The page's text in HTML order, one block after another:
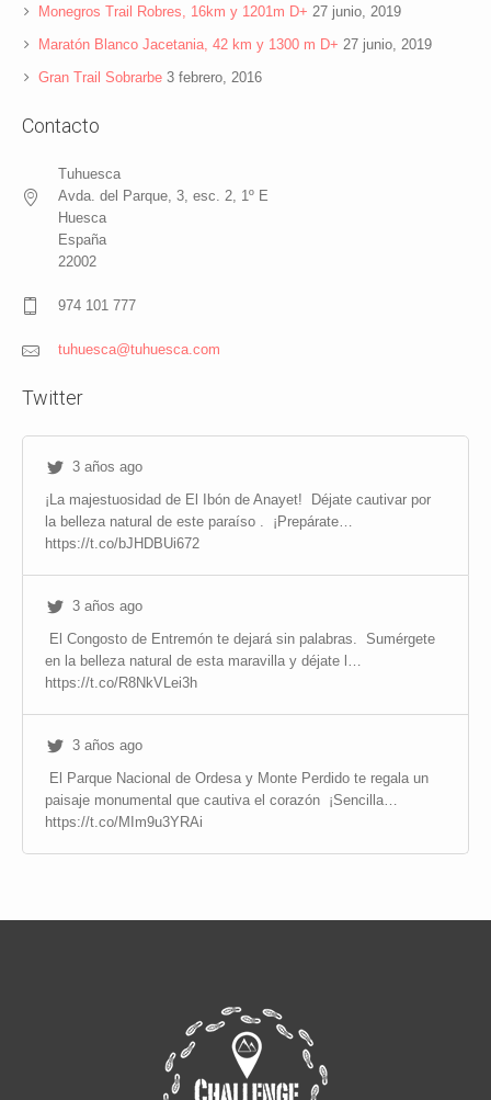
Monegros Trail Robres, 16km y 1201m D+ 27 junio, 2019
Maratón Blanco Jacetania, 42 km y 1300 m D+ 27 junio, 2019
Gran Trail Sobrarbe 3 febrero, 2016
Contacto
Tuhuesca
Avda. del Parque, 3, esc. 2, 1º E
Huesca
España
22002
974 101 777
tuhuesca@tuhuesca.com
Twitter
3 años ago
¡La majestuosidad de El Ibón de Anayet!
Déjate cautivar por
la belleza natural de este paraíso .
¡Prepárate…
https://t.co/bJHDBUi672
3 años ago
El Congosto de Entremón te dejará sin palabras. Sumérgete
en la belleza natural de esta maravilla y déjate l…
https://t.co/R8NkVLei3h
3 años ago
El Parque Nacional de Ordesa y Monte Perdido te regala un
paisaje monumental que cautiva el corazón ¡Sencilla…
https://t.co/MIm9u3YRAi